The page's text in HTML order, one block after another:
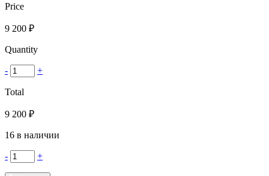
Price
9 200 ₽
Quantity
- +
Total
9 200 ₽
16 в наличии
- +